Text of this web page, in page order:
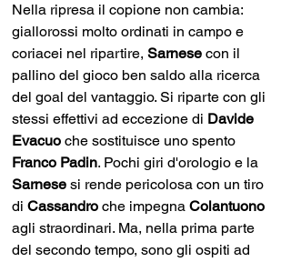
Nella ripresa il copione non cambia:
giallorossi molto ordinati in campo e
coriacei nel ripartire, Sarnese con il
pallino del gioco ben saldo alla ricerca
del goal del vantaggio. Si riparte con gli
stessi effettivi ad eccezione di Davide
Evacuo che sostituisce uno spento
Franco Padin. Pochi giri d'orologio e la
Sarnese si rende pericolosa con un tiro
di Cassandro che impegna Colantuono
agli straordinari. Ma, nella prima parte
del secondo tempo, sono gli ospiti ad